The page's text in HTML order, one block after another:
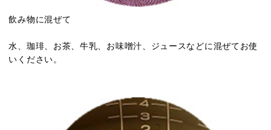
飲み物に混ぜて
水、珈琲、お茶、牛乳、お味噌汁、ジュースなどに混ぜてお使
いください。